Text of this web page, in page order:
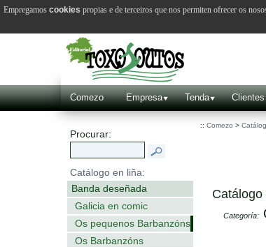
Comezo Empresa Tenda Clientes
Procurar:
Catálogo en liña:
Banda deseñada
Galicia en comic
Os pequenos Barbanzóns
Os Barbanzóns
:: Comezo >
Catálogo
Categoría:
Empregamos cookies propias e de terceiros que nos permiten ofrecer os